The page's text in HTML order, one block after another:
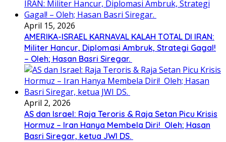
April 15, 2026
AMERIKA-ISRAEL KARNAVAL KALAH TOTAL DI IRAN:
Militer Hancur, Diplomasi Ambruk, Strategi Gagal!
– Oleh; Hasan Basri Siregar.
April 2, 2026
AS dan Israel: Raja Teroris & Raja Setan Picu Krisis
Hormuz – Iran Hanya Membela Diri! Oleh; Hasan
Basri Siregar, ketua JWI DS.